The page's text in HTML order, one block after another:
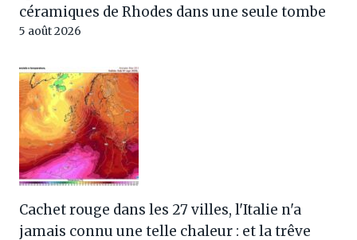
céramiques de Rhodes dans une seule tombe
5 août 2026
Cachet rouge dans les 27 villes, l'Italie n'a
jamais connu une telle chaleur : et la trêve